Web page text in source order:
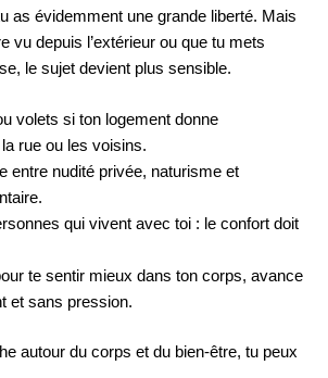
as évidemment une grande liberté. Mais
vu depuis l’extérieur ou que tu mets
le sujet devient plus sensible.
volets si ton logement donne
rue ou les voisins.
entre nudité privée, naturisme et
qui vivent avec toi : le confort doit
te sentir mieux dans ton corps, avance
et sans pression.
autour du corps et du bien-être, tu peux